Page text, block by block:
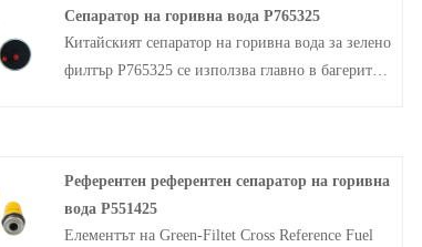
Сепаратор на горивна вода P765325
Китайският сепаратор на горивна вода за зелено
филтър P765325 се използва главно в багерите
наложи периодично да се сменя, за да се
гарантира неговия ефект на филтриране и
характеристиката на двигателя.
Референтен референтен сепаратор на горивна
вода P551425
Елементът на Green-Filtet Cross Reference Fuel